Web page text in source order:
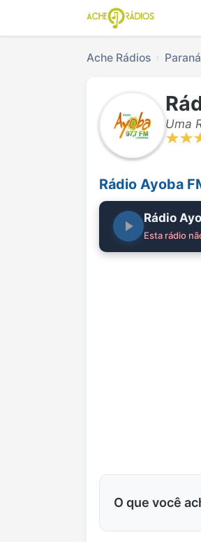
Ache Rádios Paraná
Uma
Rádio Ayoba
Rádio
Esta rádio
O que você